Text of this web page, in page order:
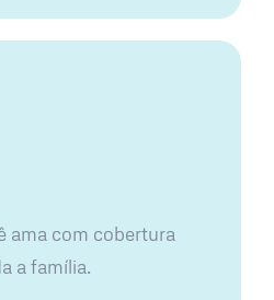
ama com cobertura
a família.